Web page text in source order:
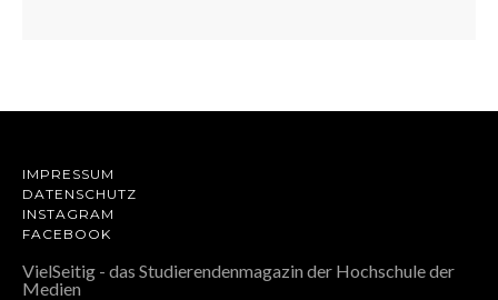
IMPRESSUM
DATENSCHUTZ
INSTAGRAM
FACEBOOK
VielSeitig - das Studierendenmagazin der Hochschule der
Medien